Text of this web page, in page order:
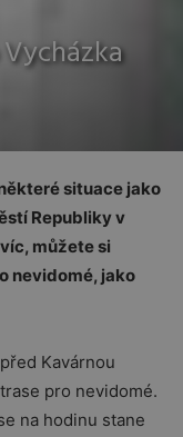
situace jako
Republiky v
můžete si
nevidomé, jako
Kavárnou
pro nevidomé.
na hodinu stane